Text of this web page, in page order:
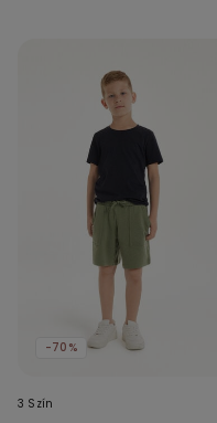
-70%
3 Szín